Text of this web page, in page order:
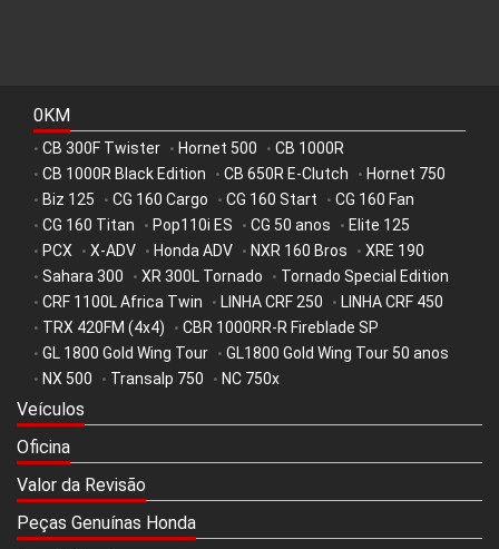
0KM
• CB 300F Twister • Hornet 500 • CB 1000R
• CB 1000R Black Edition • CB 650R E-Clutch • Hornet 750
• Biz 125 • CG 160 Cargo • CG 160 Start • CG 160 Fan
• CG 160 Titan • Pop110i ES • CG 50 anos • Elite 125
• PCX • X-ADV • Honda ADV • NXR 160 Bros • XRE 190
• Sahara 300 • XR 300L Tornado • Tornado Special Edition
• CRF 1100L Africa Twin • LINHA CRF 250 • LINHA CRF 450
• TRX 420FM (4x4) • CBR 1000RR-R Fireblade SP
• GL 1800 Gold Wing Tour • GL1800 Gold Wing Tour 50 anos
• NX 500 • Transalp 750 • NC 750x
Veículos
Oficina
Valor da Revisão
Peças Genuínas Honda